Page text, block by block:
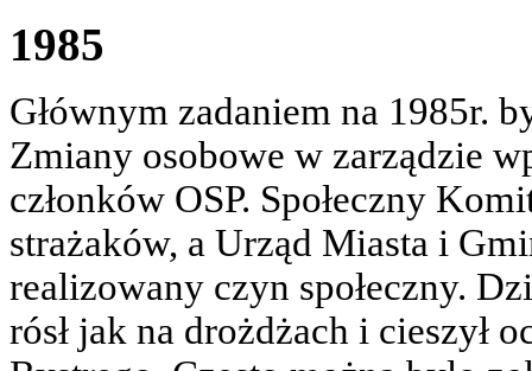
1985
Głównym zadaniem na 1985r.
Zmiany osobowe w zarządzie
członków OSP. Społeczny
strażaków, a Urząd Miasta i
realizowany czyn społeczny.
rósł jak na drożdżach i cieszył